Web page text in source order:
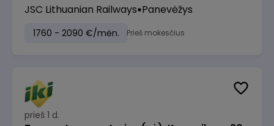
JSC Lithuanian Railways Panevėžys
1760 - 2090 €/mėn. Prieš mokesčius
prieš 1 d.